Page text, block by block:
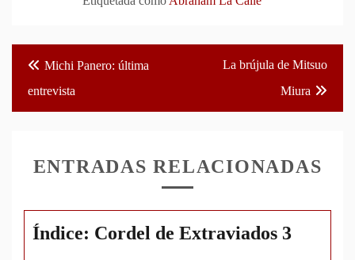
Navegación
de
entradas
Michi Panero: última
entrevista
La brújula de Mitsuo
Miura
ENTRADAS RELACIONADAS
Índice: Cordel de Extraviados 3